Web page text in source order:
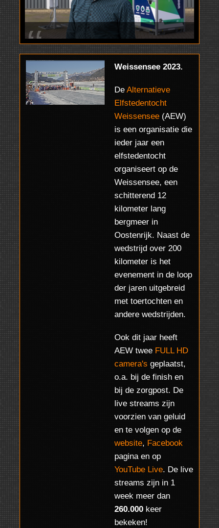
Je bent
praktisch
24/7
bereikbaar en
hebt
antwoord op
alle vragen.
Zonder jou
waren we nu
nog nergens...R. Wamelink
Weissensee 2023.
De Alternatieve
Elfstedentocht
Weissensee (AEW)
is een organisatie die
ieder jaar een
elfstedentocht
organiseert op de
Weissensee, een
schitterend 12
kilometer lang
bergmeer in
Oostenrijk. Naast de
wedstrijd over 200
kilometer is het
evenement in de loop
der jaren uitgebreid
met toertochten en
andere wedstrijden.
Ook dit jaar heeft
AEW twee FULL HD
camera's geplaatst,
o.a. bij de finish en
bij de zorgpost. De
live streams zijn
voorzien van geluid
en te volgen op de
website, Facebook
pagina en op
YouTube Live. De live
streams zijn in 1
week meer dan
260.000 keer
bekeken!